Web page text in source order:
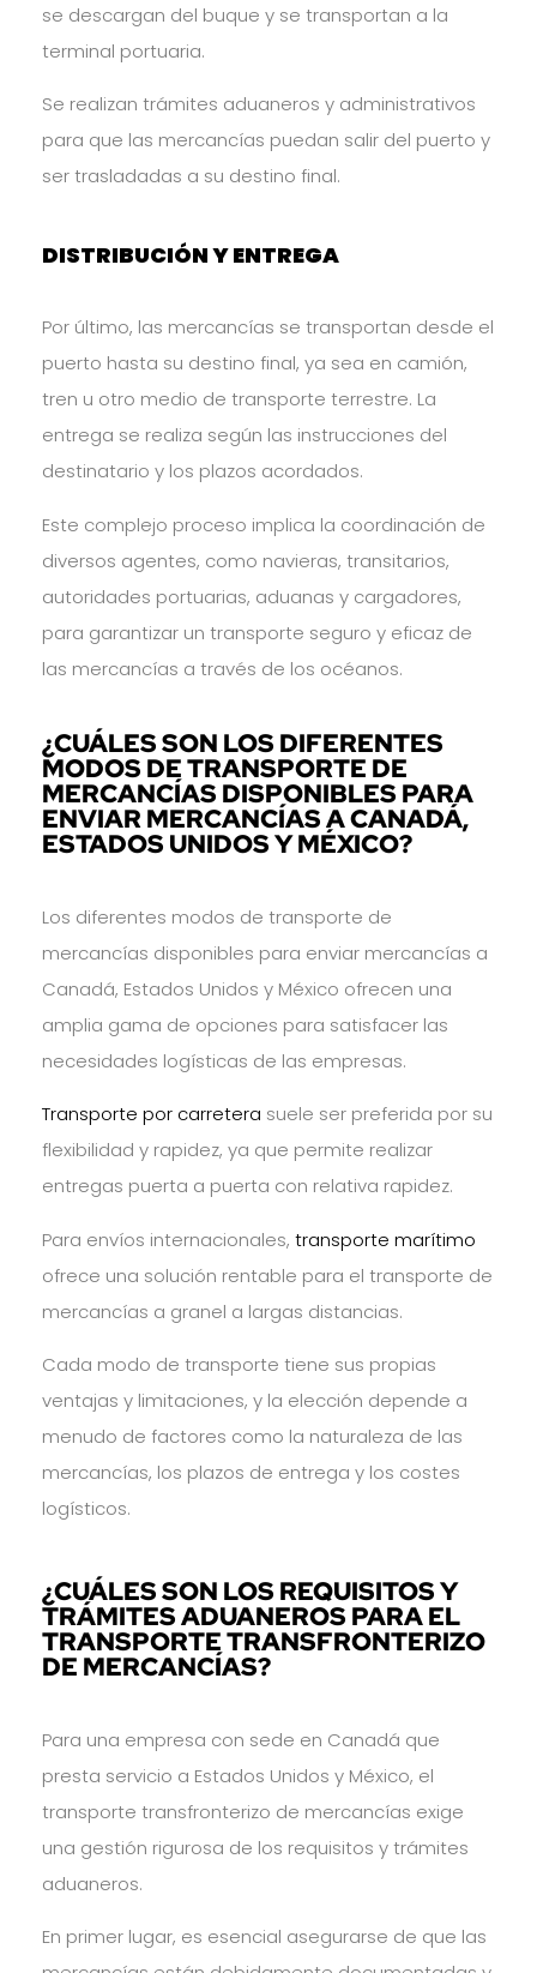
se descargan del buque y se transportan a la
terminal portuaria.
Se realizan trámites aduaneros y administrativos
para que las mercancías puedan salir del puerto y
ser trasladadas a su destino final.
DISTRIBUCIÓN Y ENTREGA
Por último, las mercancías se transportan desde el
puerto hasta su destino final, ya sea en camión,
tren u otro medio de transporte terrestre. La
entrega se realiza según las instrucciones del
destinatario y los plazos acordados.
Este complejo proceso implica la coordinación de
diversos agentes, como navieras, transitarios,
autoridades portuarias, aduanas y cargadores,
para garantizar un transporte seguro y eficaz de
las mercancías a través de los océanos.
¿CUÁLES SON LOS DIFERENTES
MODOS DE TRANSPORTE DE
MERCANCÍAS DISPONIBLES PARA
ENVIAR MERCANCÍAS A CANADÁ,
ESTADOS UNIDOS Y MÉXICO?
Los diferentes modos de transporte de
mercancías disponibles para enviar mercancías a
Canadá, Estados Unidos y México ofrecen una
amplia gama de opciones para satisfacer las
necesidades logísticas de las empresas.
Transporte por carretera suele ser preferida por su
flexibilidad y rapidez, ya que permite realizar
entregas puerta a puerta con relativa rapidez.
Para envíos internacionales, transporte marítimo
ofrece una solución rentable para el transporte de
mercancías a granel a largas distancias.
Cada modo de transporte tiene sus propias
ventajas y limitaciones, y la elección depende a
menudo de factores como la naturaleza de las
mercancías, los plazos de entrega y los costes
logísticos.
¿CUÁLES SON LOS REQUISITOS Y
TRÁMITES ADUANEROS PARA EL
TRANSPORTE TRANSFRONTERIZO
DE MERCANCÍAS?
Para una empresa con sede en Canadá que
presta servicio a Estados Unidos y México, el
transporte transfronterizo de mercancías exige
una gestión rigurosa de los requisitos y trámites
aduaneros.
En primer lugar, es esencial asegurarse de que las